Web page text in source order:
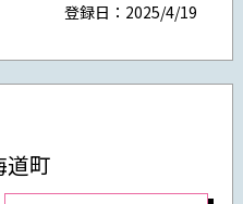
登録日：2025/4/19
道町